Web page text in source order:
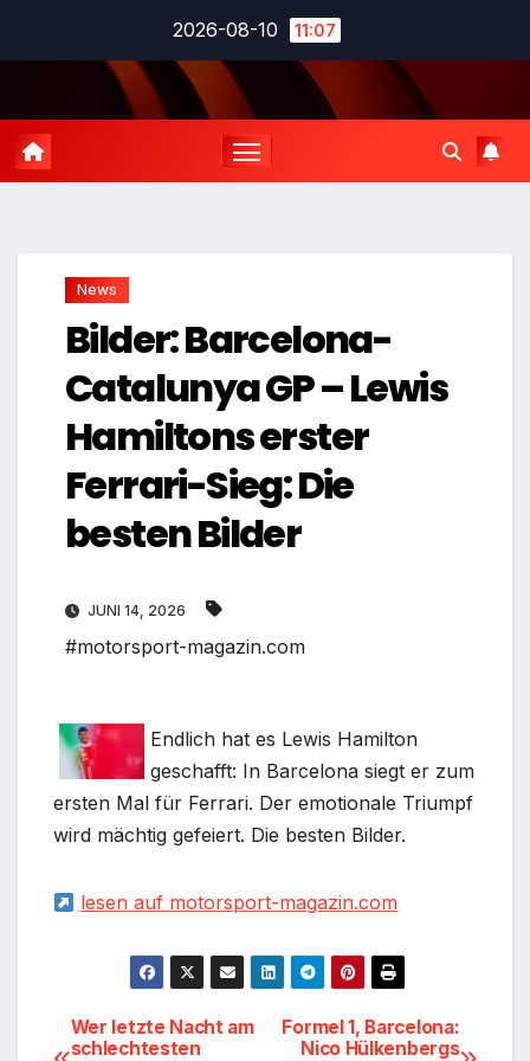
2026-08-10 11:07
News
Bilder: Barcelona-
Catalunya GP – Lewis
Hamiltons erster
Ferrari-Sieg: Die
besten Bilder
JUNI 14, 2026
#motorsport-magazin.com
Endlich hat es Lewis Hamilton
geschafft: In Barcelona siegt er zum
ersten Mal für Ferrari. Der emotionale Triumpf
wird mächtig gefeiert. Die besten Bilder.
lesen auf motorsport-magazin.com
Beitragsnavigation
Formel 1, Barcelona:
Nico Hülkenbergs
Wer letzte Nacht am
schlechtesten